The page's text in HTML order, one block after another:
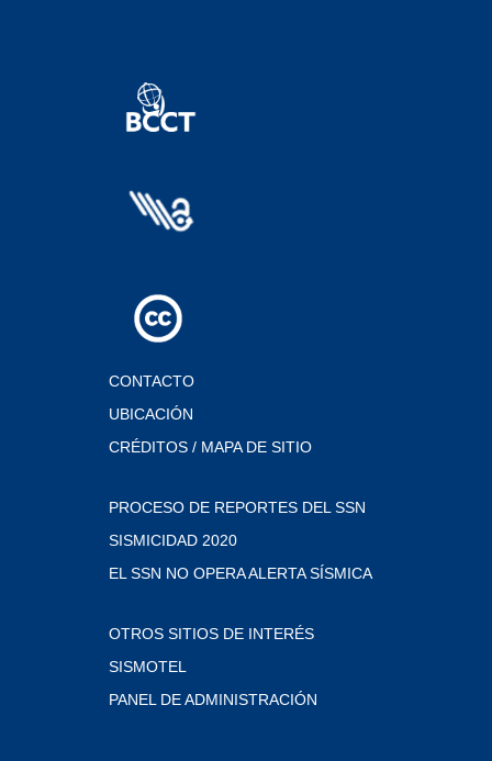
CONTACTO
UBICACIÓN
CRÉDITOS / MAPA DE SITIO
PROCESO DE REPORTES DEL SSN
SISMICIDAD 2020
EL SSN NO OPERA ALERTA SÍSMICA
OTROS SITIOS DE INTERÉS
SISMOTEL
PANEL DE ADMINISTRACIÓN